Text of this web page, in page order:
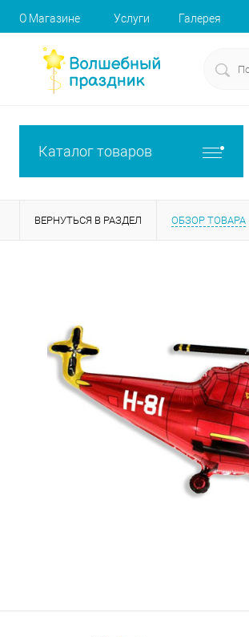
О Магазине Услуги Галерея
Каталог товаров
ВЕРНУТЬСЯ В РАЗДЕЛ ОБЗОР ТОВАРА